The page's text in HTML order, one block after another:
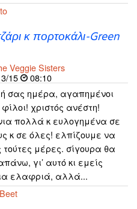
κ πορτοκάλι-Green
Veggie Sisters
15
08:10
σας ημέρα, αγαπημένοι
χριστός ανέστη!
πολλά κ ευλογημένα σε
κ σε όλες! ελπίζουμε να
μέρες. σίγουρα θα
γι’ αυτό κι εμείς
ελαφριά, αλλά...
Beet